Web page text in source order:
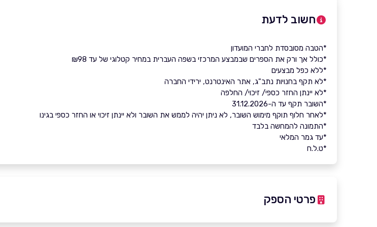
חשוב לדעת
*הטבה מסובסדת לחברי המועדון
*כולל אך ורק את הספרים שבמבצע המרכזי בשפה העברית במחיר קטלוגי של עד ₪98
*ללא כפל מבצעים
*לא תקף בחנויות נתב"ג, אתר האינטרנט, ירידי החברה
*לא יינתן החזר כספי/ זיכוי/ החלפה
*השובר תקף עד ה-31.12.2026
*לאחר חלוף תוקף מימוש השובר, לא ניתן יהיה לממש את השובר ולא יינתן זיכוי או החזר כספי בגינו
*התמונה להמחשה בלבד
*עד גמר המלאי
*ט.ל.ח
פרטי הספק